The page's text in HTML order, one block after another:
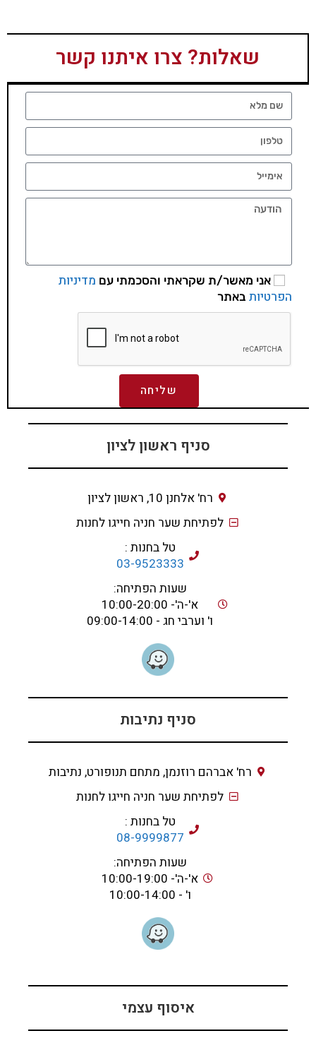
שאלות? צרו איתנו קשר
אני מאשר/ת שקראתי והסכמתי עם מדיניות
הפרטיות באתר
שליחה
סניף ראשון לציון
רח' אלחנן 10, ראשון לציון
לפתיחת שער חניה חייגו לחנות
טל בחנות :
03-9523333
שעות הפתיחה:
א'-ה'- 10:00-20:00
ו' וערבי חג - 09:00-14:00
סניף נתיבות
רח' אברהם רוזנמן, מתחם תנופורט, נתיבות
לפתיחת שער חניה חייגו לחנות
טל בחנות :
08-9999877
שעות הפתיחה:
א'-ה'- 10:00-19:00
ו' - 10:00-14:00
איסוף עצמי